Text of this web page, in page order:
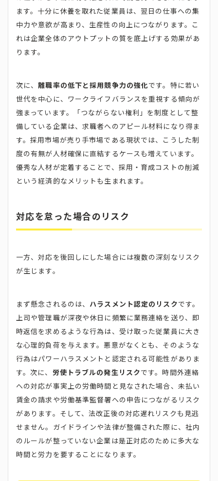
ます。十分に休養を取れた従業員は、翌日の仕事への集
中力や意欲が高まり、生産性の向上につながります。こ
れは企業全体のアウトプットの質を底上げする効果があ
ります。
次に、離職率の低下と採用競争力の強化です。特に若い
世代を中心に、ワークライフバランスを重視する傾向が
強まっています。「つながらない権利」を制度として整
備している企業は、求職者へのアピール材料になり得ま
す。採用市場が売り手市場である現状では、こうした制
度の有無が人材確保に直結するケースも増えています。
優秀な人材が定着することで、採用・育成コストの削減
という経済的なメリットも生まれます。
対応を怠った場合のリスク
一方、対応を後回しにした場合には複数の深刻なリスク
が生じます。
まず懸念されるのは、 ハラスメント認定のリスクです。
上司や管理職が深夜や休日に頻繁に業務連絡を送り、即
時返信を求めるような行為は、受け取った従業員に大き
な心理的負荷を与えます。悪意がなくとも、そのような
行為はパワーハラスメントと認定される可能性がありま
す。次に、 労使トラブルの発生リスクです。時間外連絡
への対応が事実上の労働時間と見なされた場合、未払い
賃金の請求や労働基準監督署への申告につながるリスク
があります。そして、法改正後の対応遅れリスクも見逃
せません。ガイドラインや法律が整備された際に、社内
のルールが整っていない企業は是正対応のために多大な
時間と労力を要することになります。